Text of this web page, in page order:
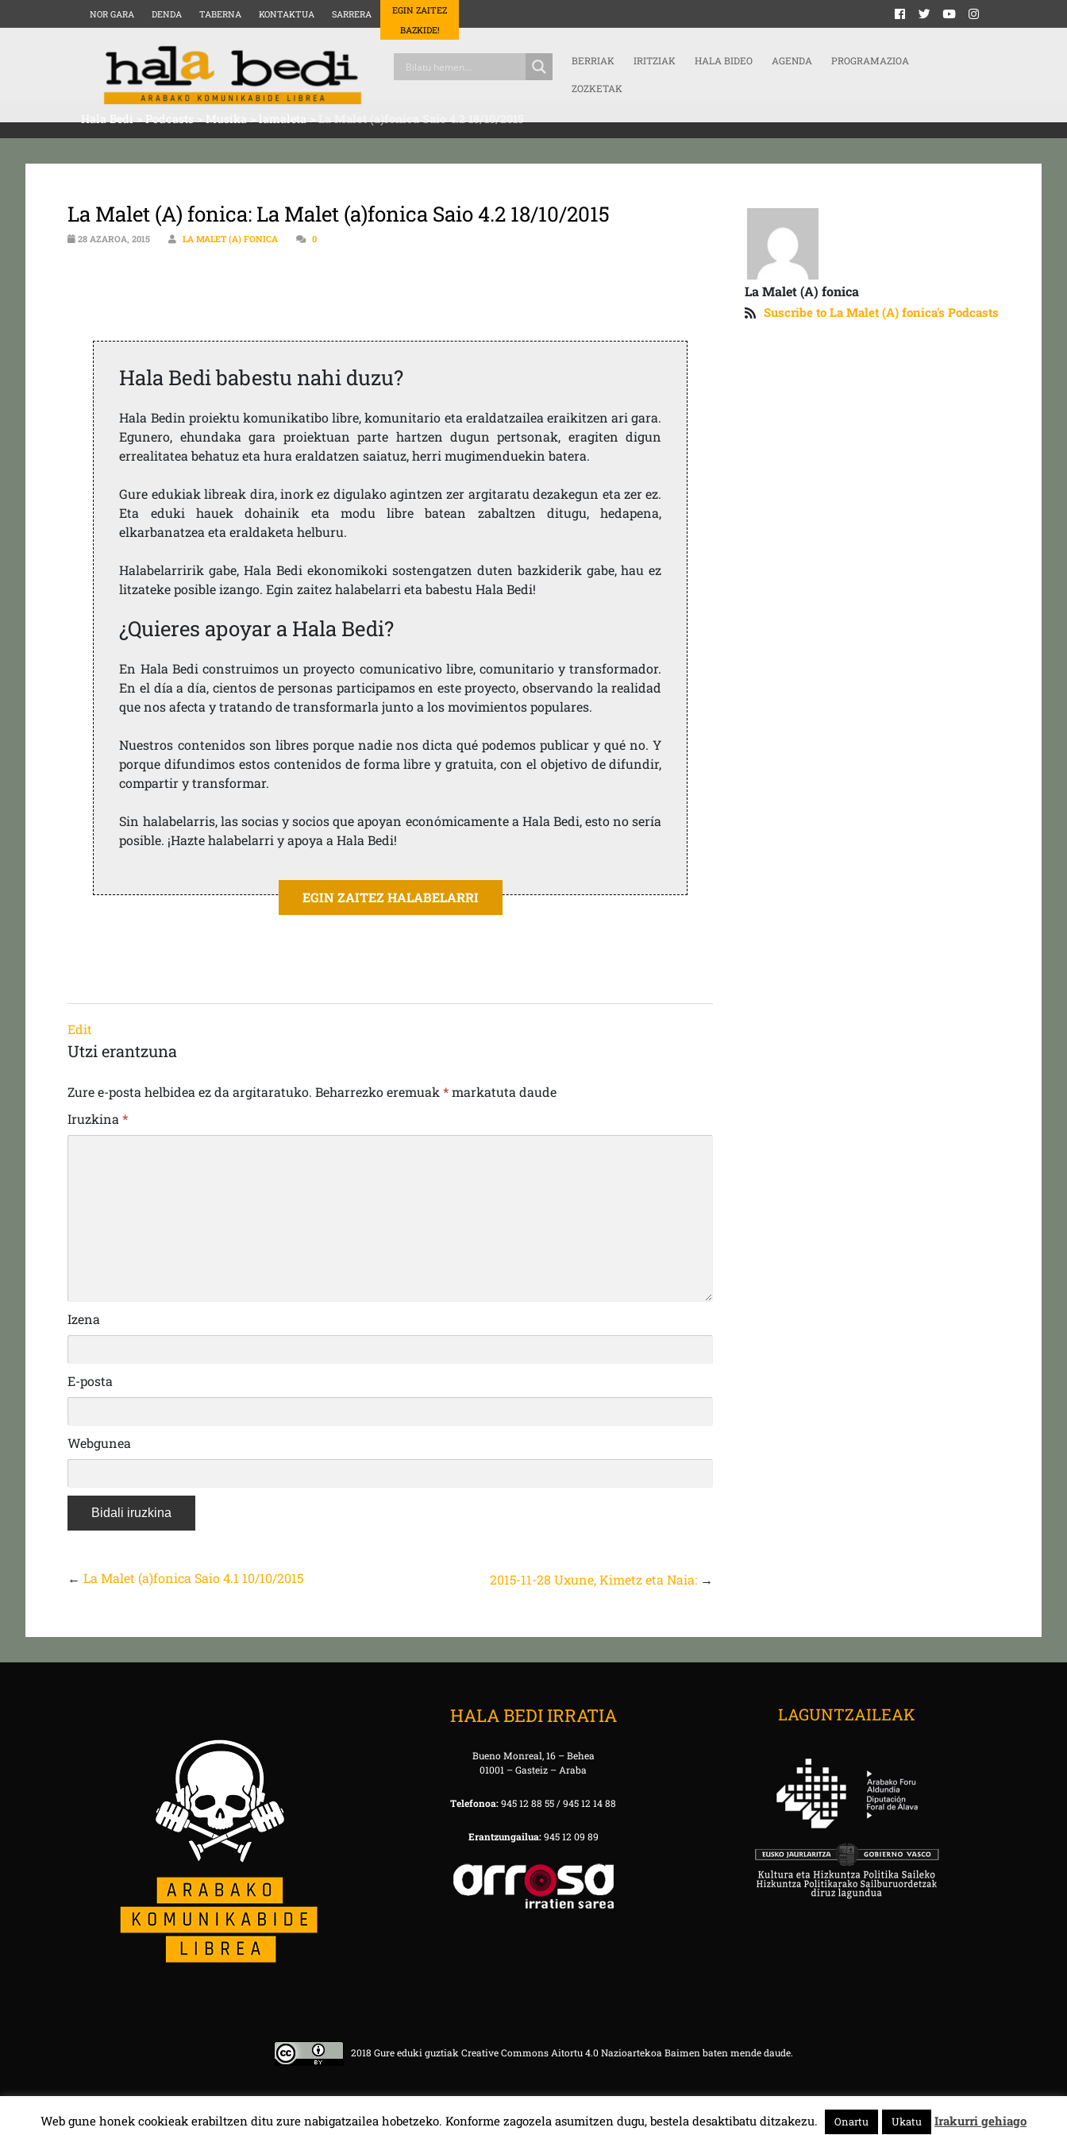
NOR GARA DENDA TABERNA KONTAKTUA SARRERA
EGIN ZAITEZ
BAZKIDE!
BERRIAK IRITZIAK HALA BIDEO AGENDA PROGRAMAZIOA
ZOZKETAK
Hala Bedi>Podcasts>Musika>lamaleta>La Malet (a)fonica Saio 4.2 18/10/2015
La Malet (A) fonica: La Malet (a)fonica Saio 4.2 18/10/2015
28 AZAROA, 2015 LA MALET (A) FONICA 0
Hala Bedi babestu nahi duzu?
Hala Bedin proiektu komunikatibo libre, komunitario eta eraldatzailea eraikitzen ari gara.
Egunero, ehundaka gara proiektuan parte hartzen dugun pertsonak, eragiten digun
errealitatea behatuz eta hura eraldatzen saiatuz, herri mugimenduekin batera.
Gure edukiak libreak dira, inork ez digulako agintzen zer argitaratu dezakegun eta zer ez.
Eta eduki hauek dohainik eta modu libre batean zabaltzen ditugu, hedapena,
elkarbanatzea eta eraldaketa helburu.
Halabelarririk gabe, Hala Bedi ekonomikoki sostengatzen duten bazkiderik gabe, hau ez
litzateke posible izango. Egin zaitez halabelarri eta babestu Hala Bedi!
¿Quieres apoyar a Hala Bedi?
En Hala Bedi construimos un proyecto comunicativo libre, comunitario y transformador.
En el día a día, cientos de personas participamos en este proyecto, observando la realidad
que nos afecta y tratando de transformarla junto a los movimientos populares.
Nuestros contenidos son libres porque nadie nos dicta qué podemos publicar y qué no. Y
porque difundimos estos contenidos de forma libre y gratuita, con el objetivo de difundir,
compartir y transformar.
Sin halabelarris, las socias y socios que apoyan económicamente a Hala Bedi, esto no sería
posible. ¡Hazte halabelarri y apoya a Hala Bedi!
EGIN ZAITEZ HALABELARRI
Edit
Utzi erantzuna
Zure e-posta helbidea ez da argitaratuko. Beharrezko eremuak*markatuta daude
Iruzkina*
Izena
E-posta
Webgunea
←La Malet (a)fonica Saio 4.1 10/10/2015 2015-11-28 Uxune, Kimetz eta Naia: →
La Malet (A) fonica
Suscribe to La Malet (A) fonica's Podcasts
HALA BEDI IRRATIA
Bueno Monreal, 16 – Behea
01001 – Gasteiz – Araba
Telefonoa:945 12 88 55 / 945 12 14 88
Erantzungailua:945 12 09 89
LAGUNTZAILEAK
2018 Gure eduki guztiak Creative Commons Aitortu 4.0 Nazioartekoa Baimen baten mende daude.
HALA BEDI BAT 107.4 MHz. 00:00 00:00
Web gune honek cookieak erabiltzen ditu zure nabigatzailea hobetzeko. Konforme zagozela asumitzen dugu, bestela desaktibatu ditzakezu. Onartu Ukatu Irakurri gehiago